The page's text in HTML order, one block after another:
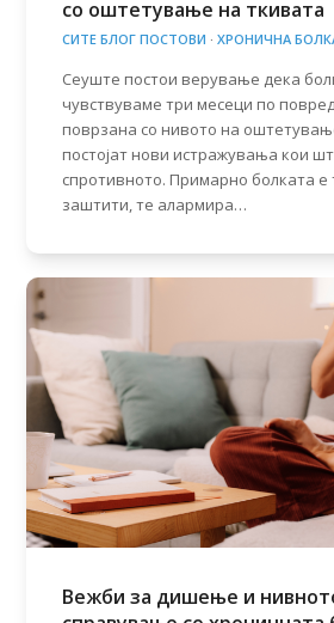
со оштетување на ткивата
СИТЕ БЛОГ ПОСТОВИ ·ХРОНИЧНА
Сеуште постои верување дека
чувствуваме три месеци по
поврзана со нивото на
постојат нови истражувања кои
спротивното. Примарно болката е
заштити, те алармира…
Вежби за дишење и